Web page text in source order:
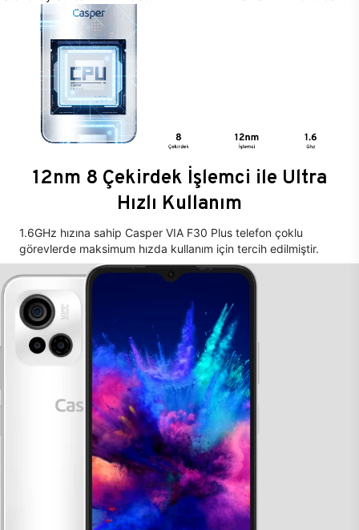
12nm 8 Çekirdek İşlemci ile Ultra
Hızlı Kullanım
1.6GHz hızına sahip Casper VIA F30 Plus telefon çoklu
görevlerde maksimum hızda kullanım için tercih edilmiştir.